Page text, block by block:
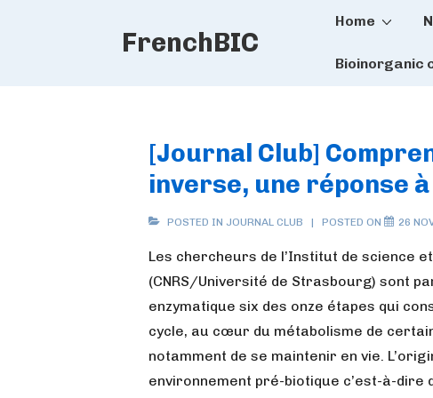
FrenchBIC
Main
Home
Bioinorganic
[Journal Club]
inverse, une réponse
POSTED IN JOURNAL CLUB POSTED ON 26
Les chercheurs de l’Institut de science
(CNRS/Université de Strasbourg) sont
enzymatique six des onze étapes qui
cycle, au cœur du métabolisme de
notamment de se maintenir en vie.
environnement pré-biotique c’est-à-dire